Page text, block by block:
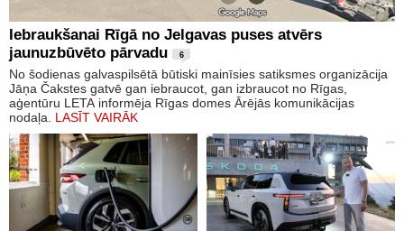
Iebraukšanai Rīgā no Jelgavas puses atvērs
jaunuzbūvēto pārvadu
6
No šodienas galvaspilsētā būtiski mainīsies satiksmes organizācija
Jāņa Čakstes gatvē gan iebraucot, gan izbraucot no Rīgas,
aģentūru LETA informēja Rīgas domes Ārējās komunikācijas
nodaļa. LASĪT VAIRĀK